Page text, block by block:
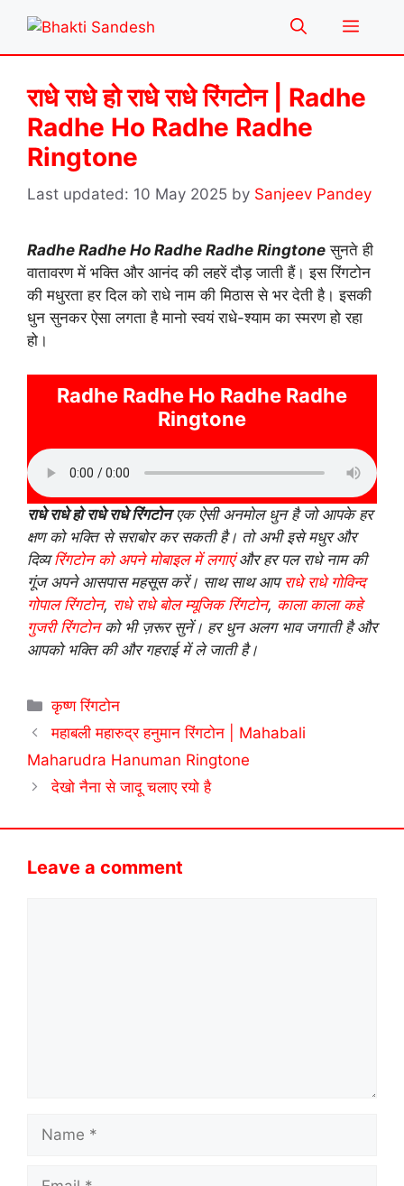
content
Menu
राधे राधे हो राधे राधे रिंगटोन | Radhe
Radhe Ho Radhe Radhe
Ringtone
10 May 2025 by Sanjeev Pandey
Radhe Radhe Ho Radhe Radhe Ringtone सुनते ही
वातावरण में भक्ति और आनंद की लहरें दौड़ जाती हैं। इस रिंगटोन
की मधुरता हर दिल को राधे नाम की मिठास से भर देती है। इसकी
धुन सुनकर ऐसा लगता है मानो स्वयं राधे-श्याम का स्मरण हो रहा
हो।
Radhe Radhe Ho Radhe Radhe
Ringtone
राधे राधे हो राधे राधे रिंगटोनएक ऐसी अनमोल धुन है जो आपके हर
क्षण को भक्ति से सराबोर कर सकती है। तो अभी इसे मधुर और
दिव्यरिंगटोन को अपने मोबाइल में लगाएंऔर हर पल राधे नाम की
गूंज अपने आसपास महसूस करें। साथ साथ आप राधे राधे गोविन्द
गोपाल रिंगटोन, राधे राधे बोल म्यूजिक रिंगटोन, काला काला कहे
गुजरी रिंगटोनको भी ज़रूर सुनें। हर धुन अलग भाव जगाती है और
आपको भक्ति की और गहराई में ले जाती है।
Categories
कृष्ण रिंगटोन
महाबली महारुद्र हनुमान रिंगटोन | Mahabali
Maharudra Hanuman Ringtone
देखो नैना से जादू चलाए रयो है
Leave a comment
Name
Email